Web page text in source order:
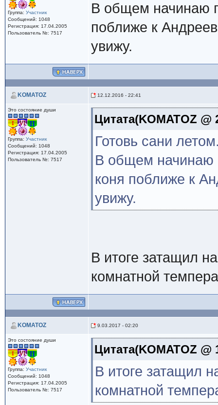
Группа: Участник
Сообщений: 1048
Регистрация: 17.04.2005
Пользователь №: 7517
В общем начинаю
поближе к
увижу.
KOMATOZ 12.12.2016 - 22:41
Это состояние души
Группа: Участник
Сообщений: 1048
Регистрация: 17.04.2005
Пользователь №: 7517
Цитата(KOMATOZ @
Готовь сани
В общем начинаю
коня поближе к
увижу.
В итоге затащил
комнатной
KOMATOZ 9.03.2017 - 02:20
Это состояние души
Группа: Участник
Сообщений: 1048
Регистрация: 17.04.2005
Пользователь №: 7517
Цитата(KOMATOZ @
В итоге затащил
комнатной